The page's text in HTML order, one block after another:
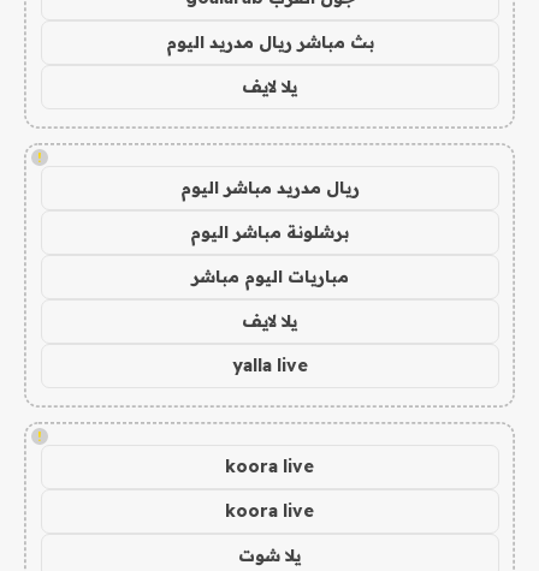
بث مباشر ريال مدريد اليوم
يلا لايف
!
ريال مدريد مباشر اليوم
برشلونة مباشر اليوم
مباريات اليوم مباشر
يلا لايف
yalla live
!
koora live
koora live
يلا شوت